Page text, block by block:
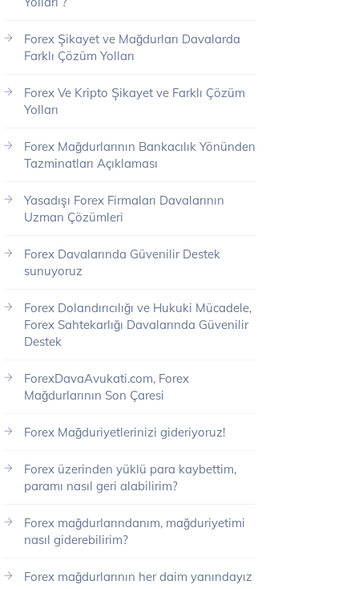
Forex Şikayet ve Mağdurları Davalarda
Farklı Çözüm Yolları
Forex Ve Kripto Şikayet ve Farklı Çözüm
Yolları
Forex Mağdurlarının Bankacılık Yönünden
Tazminatları Açıklaması
Yasadışı Forex Firmaları Davalarının
Uzman Çözümleri
Forex Davalarında Güvenilir Destek
sunuyoruz
Forex Dolandırıcılığı ve Hukuki Mücadele,
Forex Sahtekarlığı Davalarında Güvenilir
Destek
ForexDavaAvukati.com, Forex
Mağdurlarının Son Çaresi
Forex Mağduriyetlerinizi gideriyoruz!
Forex üzerinden yüklü para kaybettim,
paramı nasıl geri alabilirim?
Forex mağdurlarındanım, mağduriyetimi
nasıl giderebilirim?
Forex mağdurlarının her daim yanındayız